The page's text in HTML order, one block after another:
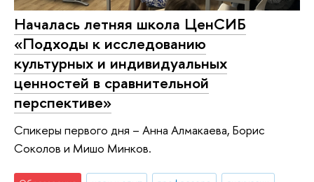
Началась летняя школа ЦенСИБ
«Подходы к исследованию
культурных и индивидуальных
ценностей в сравнительной
перспективе»
Спикеры первого дня – Анна Алмакаева, Борис
Соколов и Мишо Минков.